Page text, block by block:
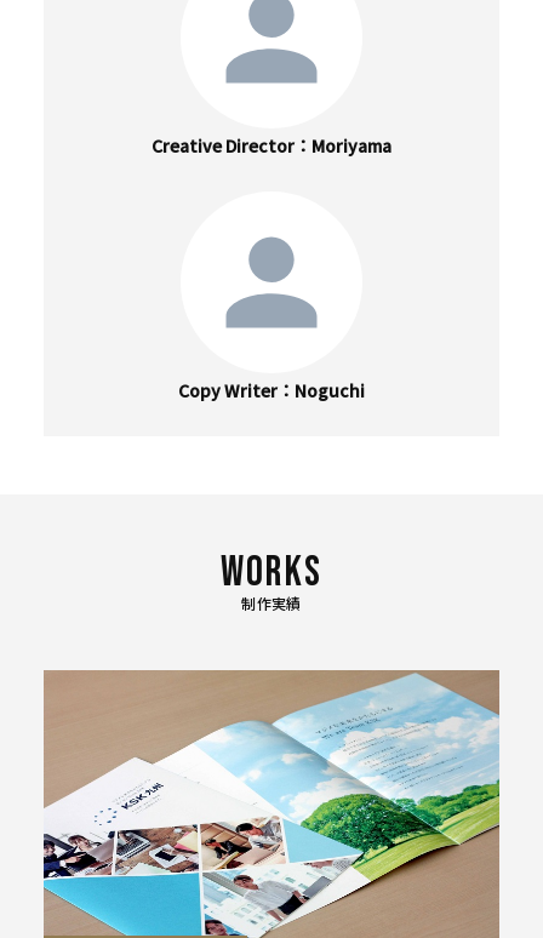
Creative Director Moriyama
Copy Writer Noguchi
制作実績